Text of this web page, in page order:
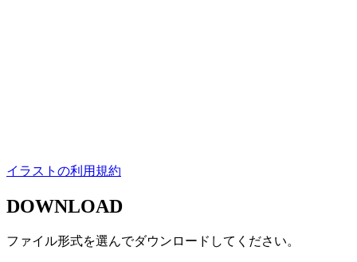
イラストの利用規約
DOWNLOAD
ファイル形式を選んでダウンロードしてください。